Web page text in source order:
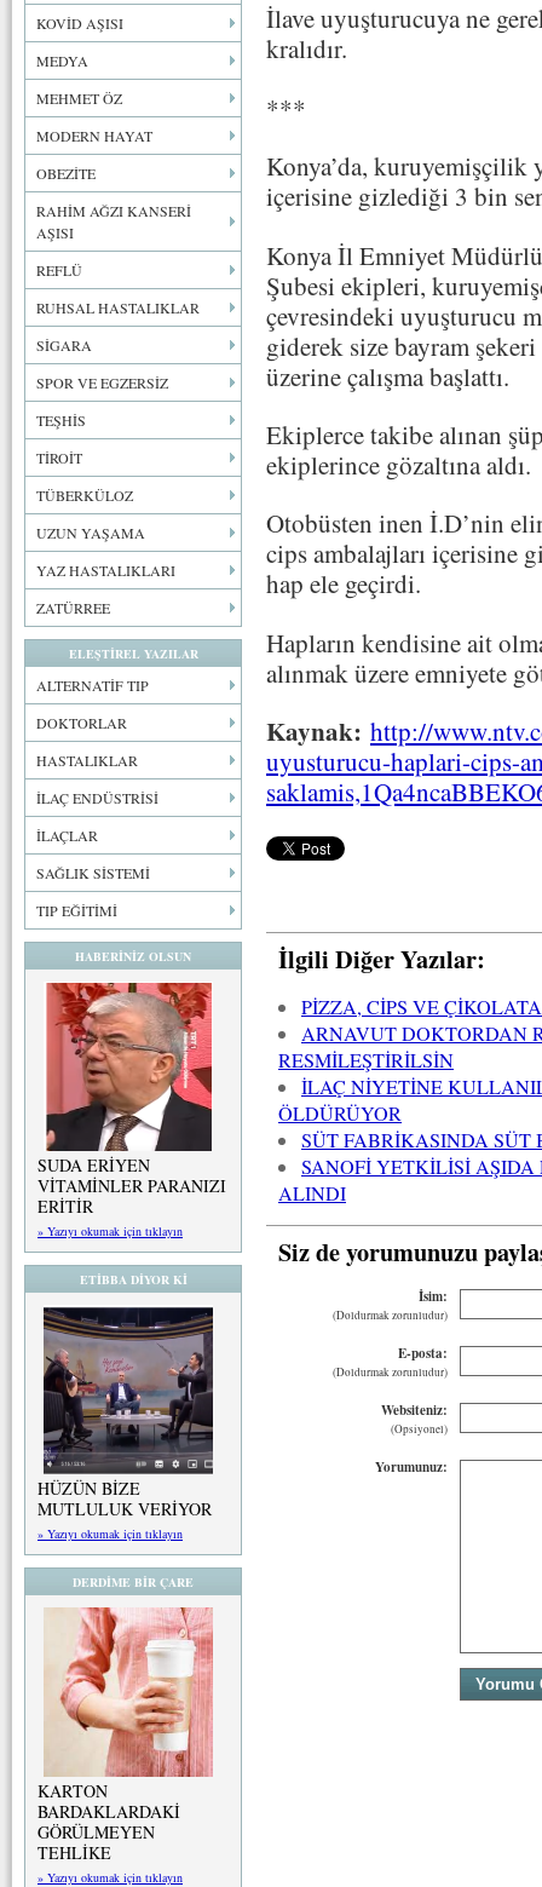
KOVİD AŞISI
MEDYA
MEHMET ÖZ
MODERN HAYAT
OBEZİTE
RAHİM AĞZI KANSERİ
AŞISI
REFLÜ
RUHSAL HASTALIKLAR
SİGARA
SPOR VE EGZERSİZ
TEŞHİS
TİROİT
TÜBERKÜLOZ
UZUN YAŞAMA
YAZ HASTALIKLARI
ZATÜRREE
ELEŞTİREL YAZILAR
ALTERNATİF TIP
DOKTORLAR
HASTALIKLAR
İLAÇ ENDÜSTRİSİ
İLAÇLAR
SAĞLIK SİSTEMİ
TIP EĞİTİMİ
HABERİNİZ OLSUN
SUDA ERİYEN
VİTAMİNLER PARANIZI
ERİTİR
» Yazıyı okumak için tıklayın
ETİBBA DİYOR Kİ
HÜZÜN BİZE
MUTLULUK VERİYOR
» Yazıyı okumak için tıklayın
DERDİME BİR ÇARE
KARTON
BARDAKLARDAKİ
GÖRÜLMEYEN
TEHLİKE
» Yazıyı okumak için tıklayın
İlave uyuşturucuya ne
kralıdır.
***
Konya’da, kuruyemişçilik
içerisine gizlediği 3 bin
Konya İl Emniyet
Şubesi ekipleri,
çevresindeki uyuşturucu
giderek size bayram
üzerine çalışma başlattı.
Ekiplerce takibe alınan
ekiplerince gözaltına aldı.
Otobüsten inen İ.D’nin
cips ambalajları içerisine
hap ele geçirdi.
Hapların kendisine ait
alınmak üzere emniyete
Kaynak: http://
uyusturucu-haplari-cips-
İlgili Diğer Yazılar:
PİZZA, CİPS VE
ARNAVUT DOKTORDAN
RESMİLEŞTİRİLSİN
İLAÇ NİYETİNE
ÖLDÜRÜYOR
SÜT FABRİKASINDA SÜT
SANOFİ YETKİLİSİ
ALINDI
Siz de yorumunuzu
İsim:
(Doldurmak zorunludur)
E-posta:
(Doldurmak zorunludur)
Websiteniz:
(Opsiyonel)
Yorumunuz: